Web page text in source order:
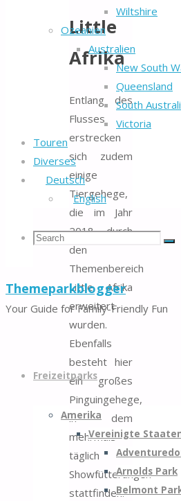
Wiltshire
Ozeanien
Australien
New South
Queensland
South
Victoria
Touren
Diverses
Deutsch
English
Search
Search
for:
Themeparkblogger
Your Guide for Family-Friendly Fun
Freizeitparks
Amerika
Vereinigte
Arnolds Park
Belmont
Little
Afrika
Entlang des
Flusses
erstrecken
sich zudem
einige
Tiergehege,
die im Jahr
2018 durch
den
Themenbereich
Little Afrika
erweitert
wurden.
Ebenfalls
besteht hier
ein großes
Pinguingehege,
in dem
mehrmals
täglich
Showfütterungen
stattfinden.